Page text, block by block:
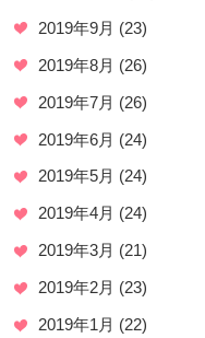
2019年9月 (23)
2019年8月 (26)
2019年7月 (26)
2019年6月 (24)
2019年5月 (24)
2019年4月 (24)
2019年3月 (21)
2019年2月 (23)
2019年1月 (22)